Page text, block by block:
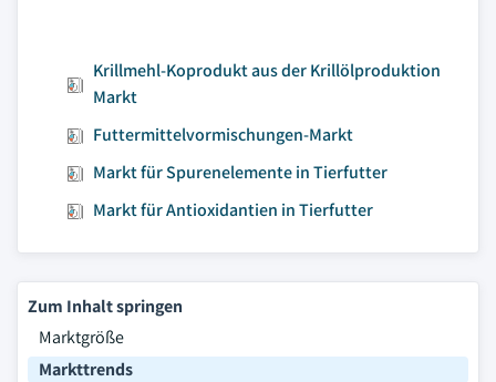
Krillmehl-Koprodukt aus der Krillölproduktion
Markt
Futtermittelvormischungen-Markt
Markt für Spurenelemente in Tierfutter
Markt für Antioxidantien in Tierfutter
Zum Inhalt springen
Marktgröße
Markttrends